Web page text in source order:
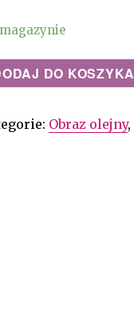
magazynie
DO KOSZYKA
Obraz olejny,